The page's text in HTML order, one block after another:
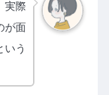
実際
が面
う